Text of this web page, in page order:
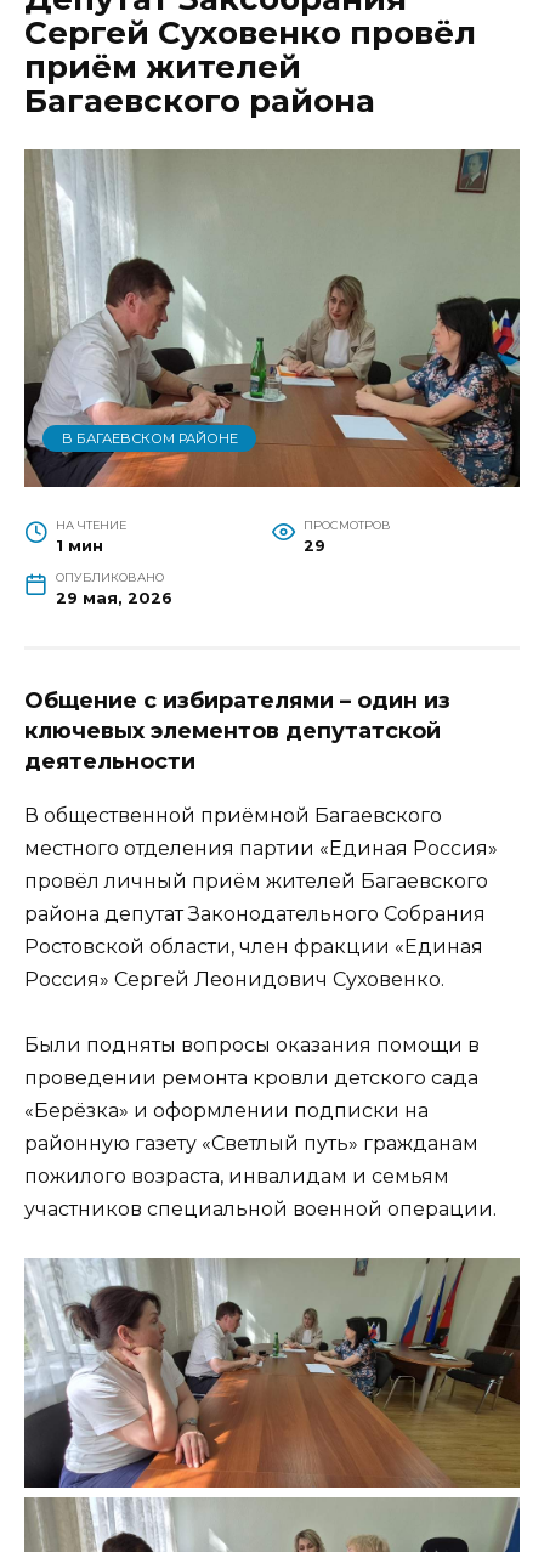
Сергей Суховенко провёл
приём жителей
Багаевского района
В БАГАЕВСКОМ РАЙОНЕ
НА ЧТЕНИЕ
1 мин
ПРОСМОТРОВ
29
ОПУБЛИКОВАНО
29 мая, 2026
Общение с избирателями – один из
ключевых элементов депутатской
деятельности
В общественной приёмной Багаевского
местного отделения партии «Единая Россия»
провёл личный приём жителей Багаевского
района депутат Законодательного Собрания
Ростовской области, член фракции «Единая
Россия» Сергей Леонидович Суховенко.
Были подняты вопросы оказания помощи в
проведении ремонта кровли детского сада
«Берёзка» и оформлении подписки на
районную газету «Светлый путь» гражданам
пожилого возраста, инвалидам и семьям
участников специальной военной операции.